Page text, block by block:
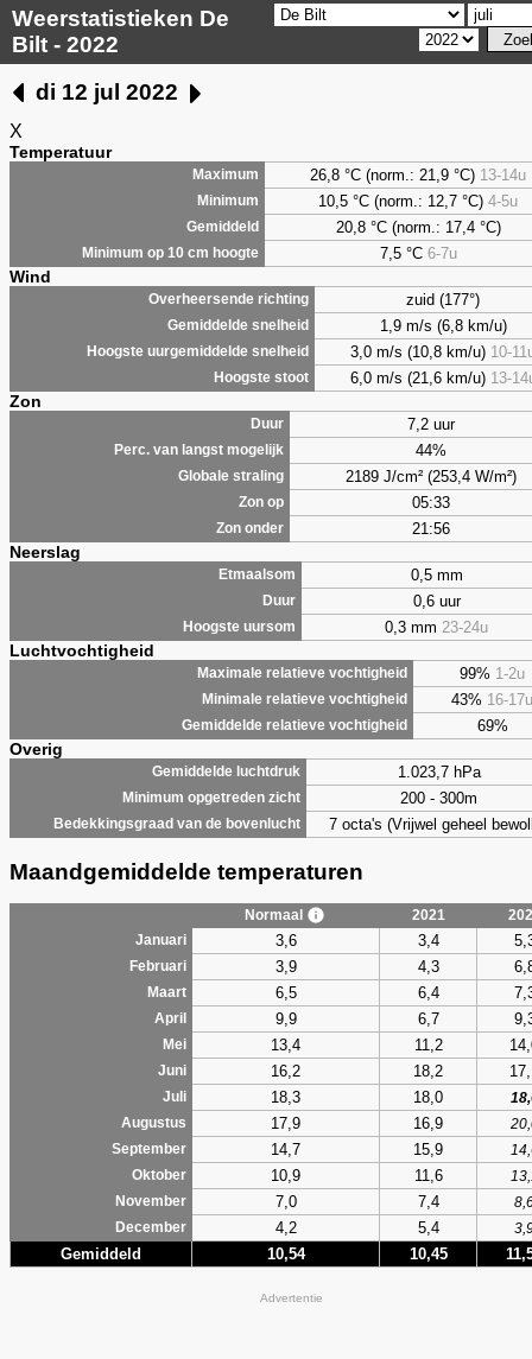
Weerstatistieken De
Bilt - 2022
di 12 jul 2022
X
Temperatuur
Maximum 26,8 °C (norm.: 21,9 °C) 13-14u
Minimum 10,5 °C (norm.: 12,7 °C) 4-5u
Gemiddeld 20,8 °C (norm.: 17,4 °C)
Minimum op 10 cm hoogte 7,5°C 6-7u
Wind
Overheersende richting zuid (177°)
Gemiddelde snelheid 1,9 m/s (6,8 km/u)
Hoogste uurgemiddelde snelheid 3,0 m/s (10,8 km/u) 10-
Hoogste stoot 6,0 m/s (21,6 km/u) 13-
Zon
Duur 7,2 uur
Perc. van langst mogelijk 44%
Globale straling 2189 J/cm² (253,4 W/m²)
Zon op 05:33
Zon onder 21:56
Neerslag
Etmaalsom 0,5 mm
Duur 0,6 uur
Hoogste uursom 0,3 mm 23-24u
Luchtvochtigheid
Maximale relatieve vochtigheid 99% 1-2u
Minimale relatieve vochtigheid 43% 16-17u
Gemiddelde relatieve vochtigheid 69%
Overig
Gemiddelde luchtdruk 1.023,7 hPa
Minimum opgetreden zicht 200 - 300m
Bedekkingsgraad van de bovenlucht 7 octa's (Vrijwel geheel
Maandgemiddelde temperaturen
Normaal 2021
Januari
3,6 3,4
Februari 3,9 4,3
Maart 6,5 6,4
April 9,9 6,7
Mei 13,4 11,2
Juni 16,2 18,2
Juli 18,3 18,0
Augustus
17,9 16,9
September
14,7 15,9
Oktober
10,9 11,6
November
7,0 7,4
December
4,2 5,4
Gemiddeld 10,54 10,45
Advertentie